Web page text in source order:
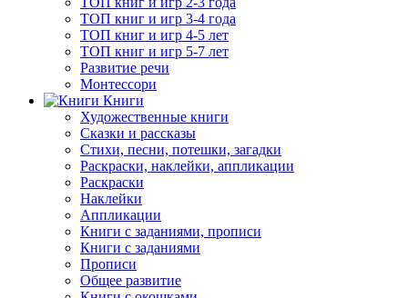
ТОП книг и игр 3-4 года
ТОП книг и игр 4-5 лет
ТОП книг и игр 5-7 лет
Развитие речи
Монтессори
Книги
Художественные книги
Сказки и рассказы
Стихи, песни, потешки, загадки
Раскраски, наклейки, аппликации
Раскраски
Наклейки
Аппликации
Книги с заданиями, прописи
Книги с заданиями
Прописи
Общее развитие